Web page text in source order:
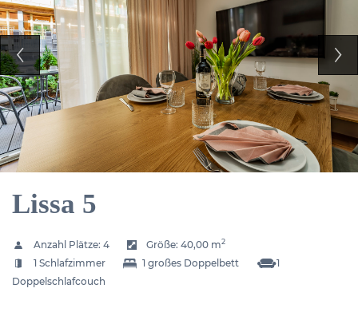
Lissa 5
Anzahl Plätze: 4 Größe:40,00 m2
1 Schlafzimmer 1 großes Doppelbett
1
Doppelschlafcouch